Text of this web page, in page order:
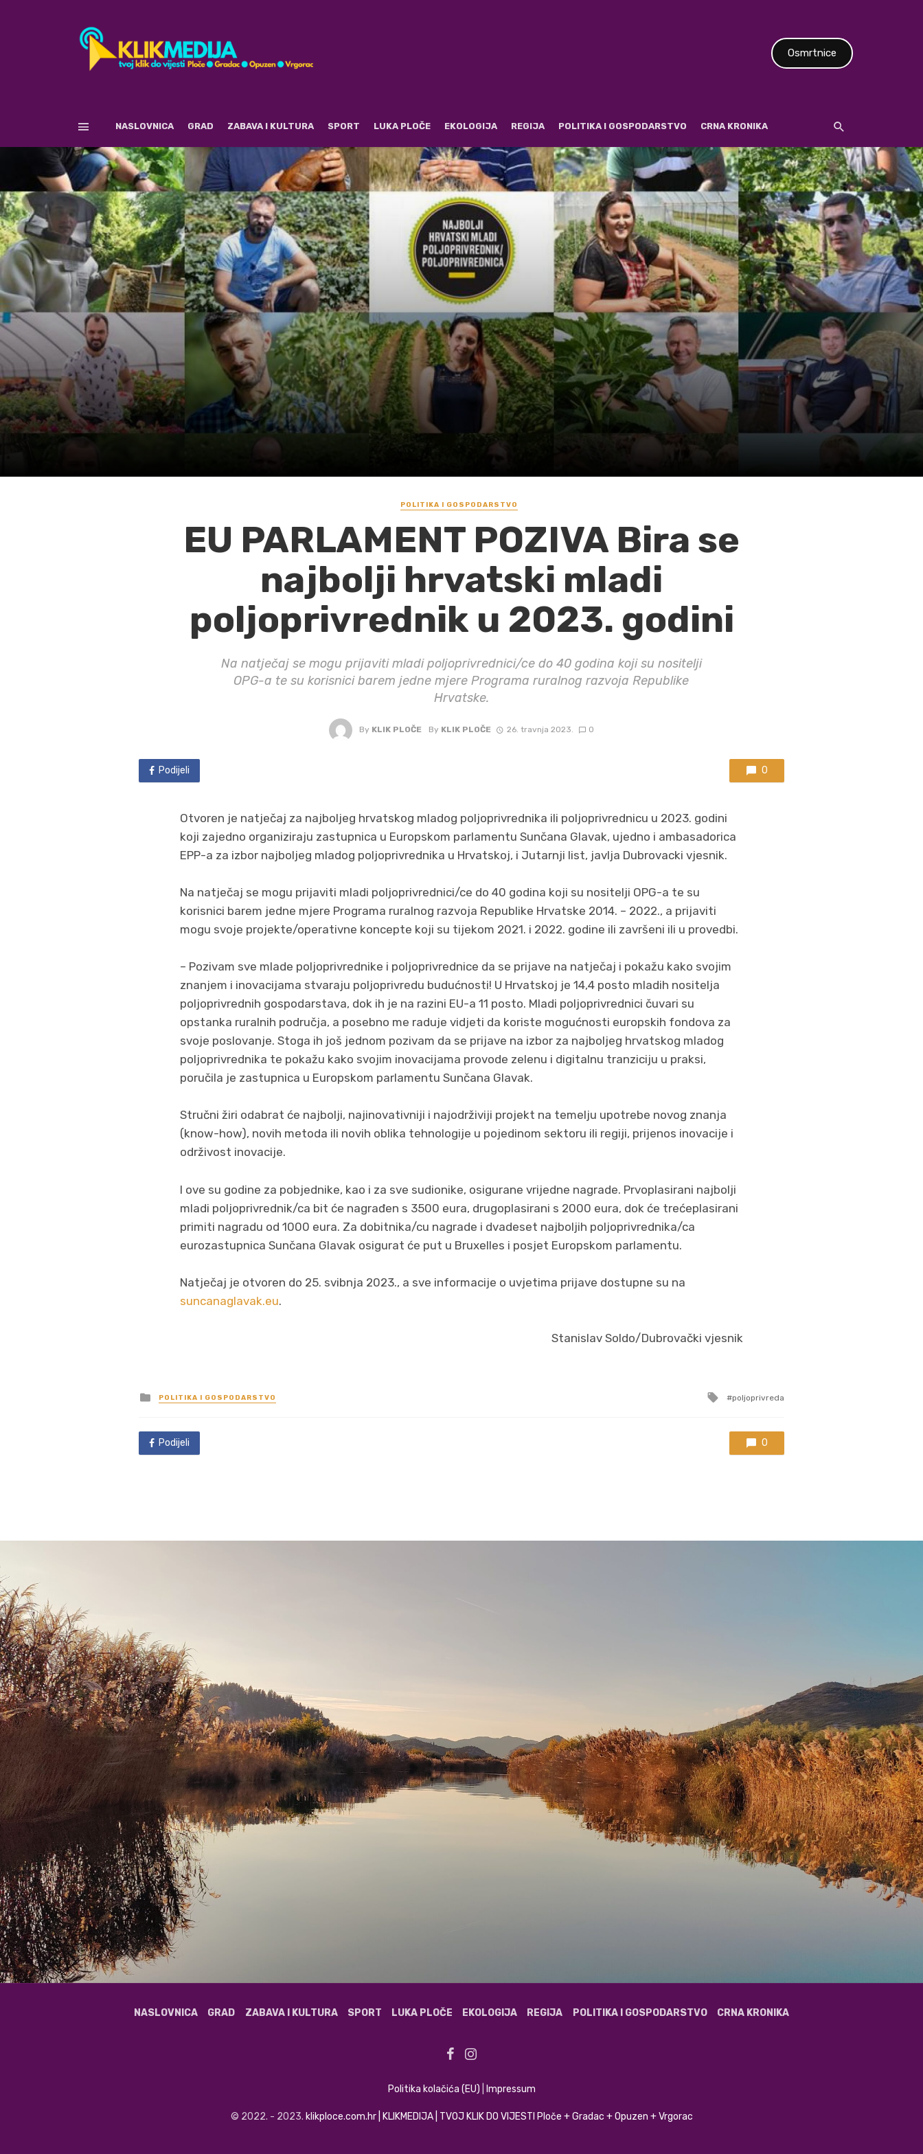
Osmrtnice
NASLOVNICA GRAD ZABAVA I KULTURA SPORT LUKA PLOČE EKOLOGIJA REGIJA POLITIKA I GOSPODARSTVO CRNA KRONIKA
POLITIKA I GOSPODARSTVO
EU PARLAMENT POZIVA Bira se
najbolji hrvatski mladi
poljoprivrednik u 2023. godini
Na natječaj se mogu prijaviti mladi poljoprivrednici/ce do 40 godina koji su nositelji
OPG-a te su korisnici barem jedne mjere Programa ruralnog razvoja Republike
Hrvatske.
By KLIK PLOČE By KLIK PLOČE 26. travnja 2023. 0
Podijeli 0
Otvoren je natječaj za najboljeg hrvatskog mladog poljoprivrednika ili poljoprivrednicu u 2023. godini
koji zajedno organiziraju zastupnica u Europskom parlamentu Sunčana Glavak, ujedno i ambasadorica
EPP-a za izbor najboljeg mladog poljoprivrednika u Hrvatskoj, i Jutarnji list, javlja Dubrovacki vjesnik.
Na natječaj se mogu prijaviti mladi poljoprivrednici/ce do 40 godina koji su nositelji OPG-a te su
korisnici barem jedne mjere Programa ruralnog razvoja Republike Hrvatske 2014. – 2022., a prijaviti
mogu svoje projekte/operativne koncepte koji su tijekom 2021. i 2022. godine ili završeni ili u provedbi.
– Pozivam sve mlade poljoprivrednike i poljoprivrednice da se prijave na natječaj i pokažu kako svojim
znanjem i inovacijama stvaraju poljoprivredu budućnosti! U Hrvatskoj je 14,4 posto mladih nositelja
poljoprivrednih gospodarstava, dok ih je na razini EU-a 11 posto. Mladi poljoprivrednici čuvari su
opstanka ruralnih područja, a posebno me raduje vidjeti da koriste mogućnosti europskih fondova za
svoje poslovanje. Stoga ih još jednom pozivam da se prijave na izbor za najboljeg hrvatskog mladog
poljoprivrednika te pokažu kako svojim inovacijama provode zelenu i digitalnu tranziciju u praksi,
poručila je zastupnica u Europskom parlamentu Sunčana Glavak.
Stručni žiri odabrat će najbolji, najinovativniji i najodrživiji projekt na temelju upotrebe novog znanja
(know-how), novih metoda ili novih oblika tehnologije u pojedinom sektoru ili regiji, prijenos inovacije i
održivost inovacije.
I ove su godine za pobjednike, kao i za sve sudionike, osigurane vrijedne nagrade. Prvoplasirani najbolji
mladi poljoprivrednik/ca bit će nagrađen s 3500 eura, drugoplasirani s 2000 eura, dok će trećeplasirani
primiti nagradu od 1000 eura. Za dobitnika/cu nagrade i dvadeset najboljih poljoprivrednika/ca
eurozastupnica Sunčana Glavak osigurat će put u Bruxelles i posjet Europskom parlamentu.
Natječaj je otvoren do 25. svibnja 2023., a sve informacije o uvjetima prijave dostupne su na
suncanaglavak.eu.
Stanislav Soldo/Dubrovački vjesnik
Posted
in
POLITIKA I GOSPODARSTVO
Tagged
poljoprivreda
Podijeli 0
NASLOVNICA GRAD ZABAVA I KULTURA SPORT LUKA PLOČE EKOLOGIJA REGIJA POLITIKA I GOSPODARSTVO CRNA KRONIKA
Politika kolačića (EU) Impressum
© 2022. - 2023. klikploce.com.hr | KLIKMEDIJA | TVOJ KLIK DO VIJESTI Ploče + Gradac + Opuzen + Vrgorac